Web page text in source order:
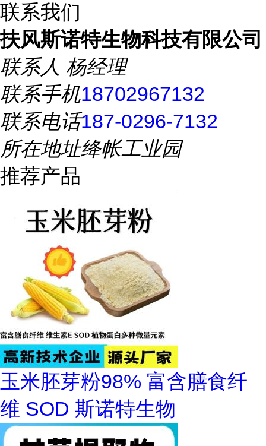
联系我们
扶风斯诺特生物科技有限公司
联系人 杨经理
联系手机18702967132
联系电话187-0296-7132
所在地址绛帐工业园
推荐产品
玉米胚芽粉98% 富含膳食纤
维 SOD 斯诺特生物